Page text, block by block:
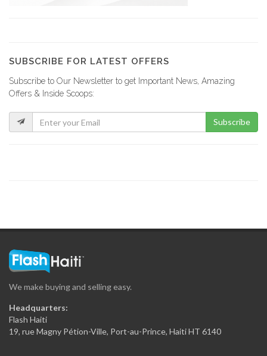
Lycée Français…
11315
SUBSCRIBE FOR LATEST OFFERS
Subscribe to Our Newsletter to get Important News, Amazing
Offers & Inside Scoops:
Subscribe
We make buying and selling easy.
Headquarters:
Flash Haiti
19, rue Magny Pétion-Ville, Port-au-Prince, Haiti HT 6140